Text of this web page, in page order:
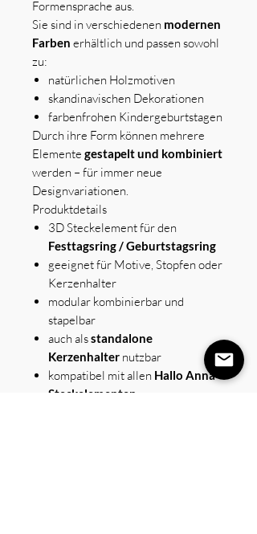
Formensprache aus.
Sie sind in verschiedenen modernen
Farben erhältlich und passen sowohl
zu:
natürlichen Holzmotiven
skandinavischen Dekorationen
farbenfrohen Kindergeburtstagen
Durch ihre Form können mehrere
Elemente gestapelt und kombiniert
werden – für immer neue
Designvariationen.
Produktdetails
3D Steckelement für den
Festtagsring / Geburtstagsring
geeignet für Motive, Stopfen oder
Kerzenhalter
modular kombinierbar und
stapelbar
auch alsstandalone
Kerzenhalter nutzbar
kompatibel mit allen Hallo Anna
Steckelementen